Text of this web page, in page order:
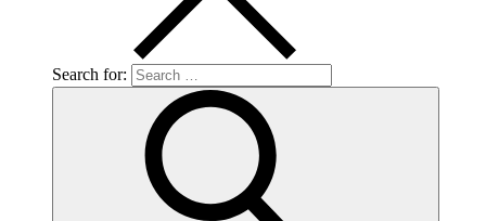
Search for: